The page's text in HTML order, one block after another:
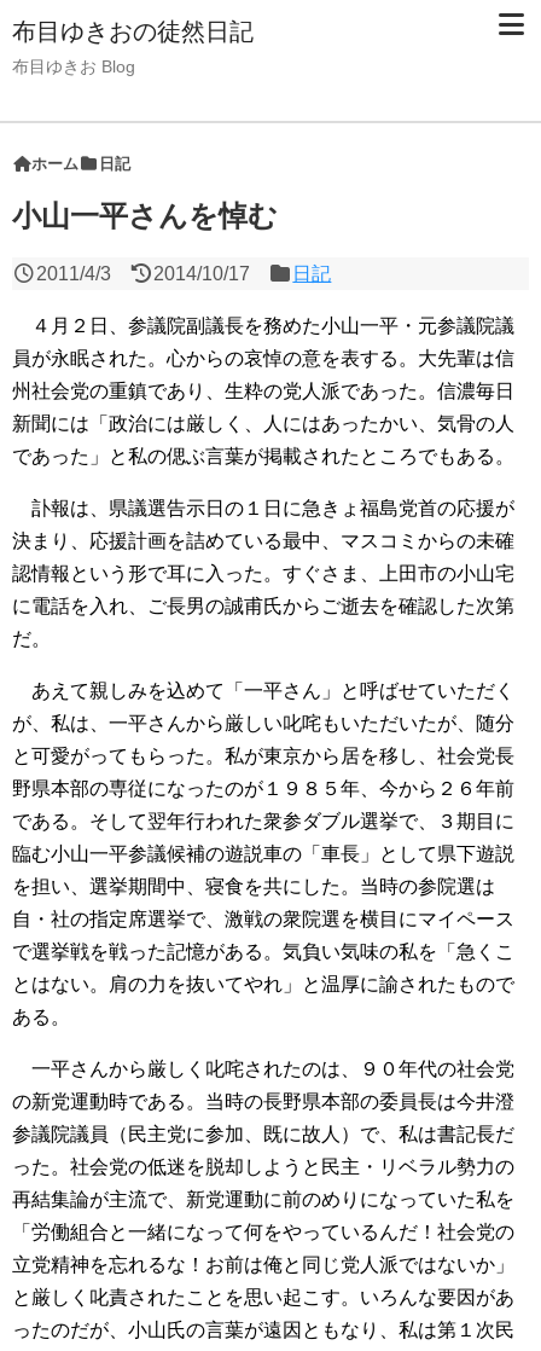
布目ゆきおの徒然日記
布目ゆきお Blog
ホーム 日記
小山一平さんを悼む
2011/4/3 2014/10/17 日記
４月２日、参議院副議長を務めた小山一平・元参議院議
員が永眠された。心からの哀悼の意を表する。大先輩は信
州社会党の重鎮であり、生粋の党人派であった。信濃毎日
新聞には「政治には厳しく、人にはあったかい、気骨の人
であった」と私の偲ぶ言葉が掲載されたところでもある。
訃報は、県議選告示日の１日に急きょ福島党首の応援が
決まり、応援計画を詰めている最中、マスコミからの未確
認情報という形で耳に入った。すぐさま、上田市の小山宅
に電話を入れ、ご長男の誠甫氏からご逝去を確認した次第
だ。
あえて親しみを込めて「一平さん」と呼ばせていただく
が、私は、一平さんから厳しい叱咤もいただいたが、随分
と可愛がってもらった。私が東京から居を移し、社会党長
野県本部の専従になったのが１９８５年、今から２６年前
である。そして翌年行われた衆参ダブル選挙で、３期目に
臨む小山一平参議候補の遊説車の「車長」として県下遊説
を担い、選挙期間中、寝食を共にした。当時の参院選は
自・社の指定席選挙で、激戦の衆院選を横目にマイペース
で選挙戦を戦った記憶がある。気負い気味の私を「急くこ
とはない。肩の力を抜いてやれ」と温厚に諭されたもので
ある。
一平さんから厳しく叱咤されたのは、９０年代の社会党
の新党運動時である。当時の長野県本部の委員長は今井澄
参議院議員（民主党に参加、既に故人）で、私は書記長だ
った。社会党の低迷を脱却しようと民主・リベラル勢力の
再結集論が主流で、新党運動に前のめりになっていた私を
「労働組合と一緒になって何をやっているんだ！社会党の
立党精神を忘れるな！お前は俺と同じ党人派ではないか」
と厳しく叱責されたことを思い起こす。いろんな要因があ
ったのだが、小山氏の言葉が遠因ともなり、私は第１次民